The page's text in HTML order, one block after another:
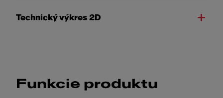
Technický výkres 2D
Funkcie produktu